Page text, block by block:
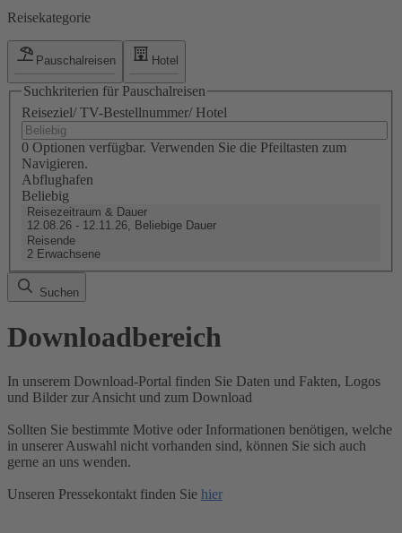
Reisekategorie
Pauschalreisen Hotel
Suchkriterien für Pauschalreisen
Reiseziel/ TV-Bestellnummer/ Hotel
0 Optionen verfügbar. Verwenden Sie die Pfeiltasten zum
Navigieren.
Abflughafen
Beliebig
Reisezeitraum & Dauer
12.08.26 - 12.11.26, Beliebige Dauer
Reisende
2 Erwachsene
Suchen
Downloadbereich
In unserem Download-Portal finden Sie Daten und Fakten, Logos
und Bilder zur Ansicht und zum Download
Sollten Sie bestimmte Motive oder Informationen benötigen, welche
in unserer Auswahl nicht vorhanden sind, können Sie sich auch
gerne an uns wenden.
Unseren Pressekontakt finden Sie hier